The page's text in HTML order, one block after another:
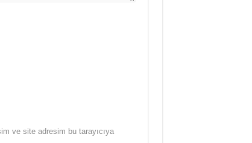
ve site adresim bu tarayıcıya